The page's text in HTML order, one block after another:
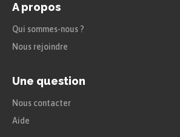
A propos
Qui sommes-nous ?
Nous rejoindre
Une question
Nous contacter
Aide